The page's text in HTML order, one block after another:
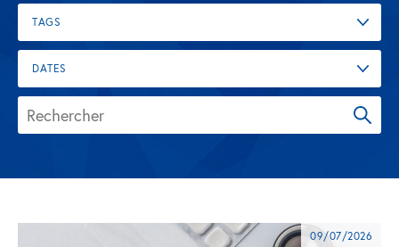
TAGS
DATES
09/07/2026